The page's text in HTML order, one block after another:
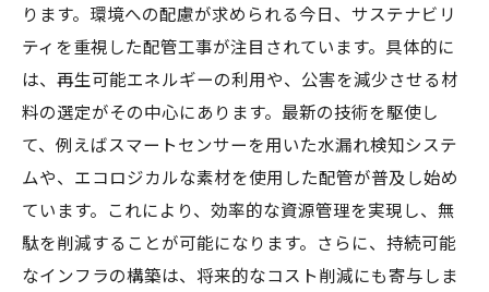
ります。環境への配慮が求められる今日、サステナビリ
ティを重視した配管工事が注目されています。具体的に
は、再生可能エネルギーの利用や、公害を減少させる材
料の選定がその中心にあります。最新の技術を駆使し
て、例えばスマートセンサーを用いた水漏れ検知システ
ムや、エコロジカルな素材を使用した配管が普及し始め
ています。これにより、効率的な資源管理を実現し、無
駄を削減することが可能になります。さらに、持続可能
なインフラの構築は、将来的なコスト削減にも寄与しま